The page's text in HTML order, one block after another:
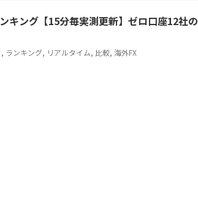
キング【15分毎実測更新】ゼロ口座12社
, ランキング, リアルタイム, 比較, 海外FX